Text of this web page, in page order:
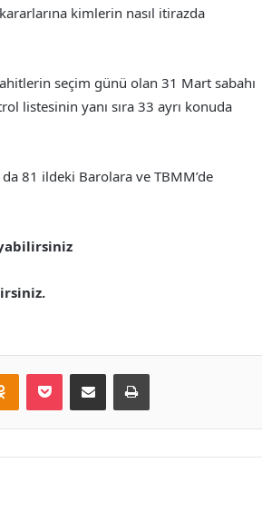
kimlerin nasıl itirazda
seçim günü olan 31 Mart sabahı
listesinin yanı sıra 33 ayrı konuda
81 ildeki Barolara ve TBMM’de
Odnoklassniki
Pocket E-Posta ile paylaş Yazdır